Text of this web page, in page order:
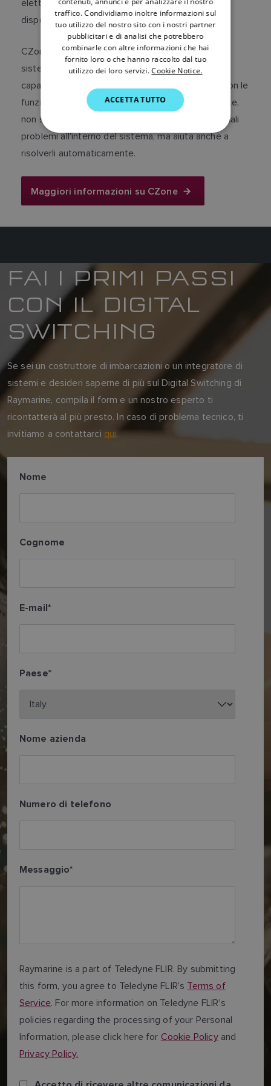
elettrici e raggiunge il controllo wireless tramite
dispositivi mobili o telecomandi dedicati.
CZone offre una panoramica completa dell'intero
sistema elettrico dell'imbarcazione, comprese
capacità di monitoraggio e controllo complete. Con le
funzionalità di monitoraggio e attivazione avanzate,
non solo CZone allerta i comandanti circa potenziali
problemi all'interno del sistema, ma aiuta anche a
risolverli automaticamente.
Maggiori informazioni su CZone
FAI I PRIMI PASSI
CON IL DIGITAL
SWITCHING
Se sei un costruttore di imbarcazioni o un integratore di
sistemi e desideri saperne di più sul Digital Switching di
Raymarine, compila il form e un nostro esperto ti
ricontatterà al più presto. In caso di problema tecnico, ti
invitiamo a contattarci qui.
Nome
Cognome
E-mail*
Paese*
Nome azienda
Numero di telefono
Messaggio*
Raymarine is a part of Teledyne FLIR. By submitting
this form, you agree to Teledyne FLIR’s Terms of
Service. For more information on Teledyne FLIR’s
policies regarding the processing of your Personal
Information, please click here for Cookie Policyand
Privacy Policy.
DANISH
ITALIAN
SWEDISH
DUTCH
NORWEGIAN
traffico. Condividiamo inoltre informazioni sul
tuo utilizzo del nostro sito con i nostri partner
pubblicitari e di analisi che potrebbero
combinarle con altre informazioni che hai
fornito loro o che hanno raccolto dal tuo
utilizzo dei loro servizi. Cookie Notice.
ACCETTA TUTTO